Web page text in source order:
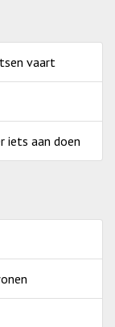
vaart
iets aan doen